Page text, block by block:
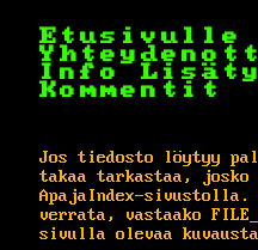
Etusivulle
Info
Kommentit
Jos tiedosto löytyy
takaa tarkastaa, josko
ApajaIndex-
verrata, vastaako
sivulla olevaa